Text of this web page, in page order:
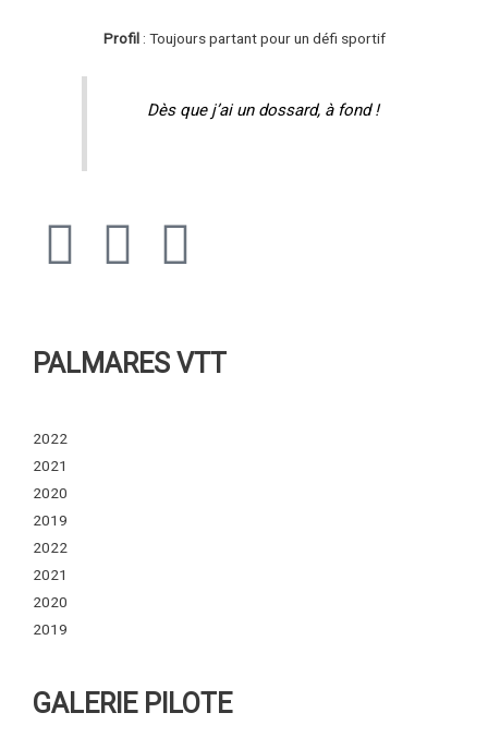
Profil: Toujours partant pour un défi sportif
Dès que j’ai un dossard, à fond !
F
c
b
o
o
k
I
s
m
S
r
PALMARES VTT
2022
2021
2020
2019
2022
2021
2020
2019
GALERIE PILOTE